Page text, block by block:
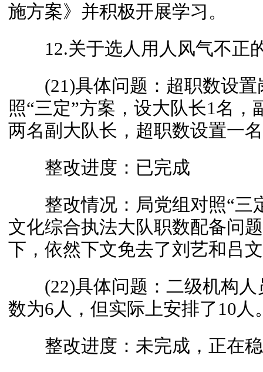
施方案》并积极开展学习。
12.关于选人用人风气不正
(21)具体问题：超职数设置
照“三定”方案，设大队长1名
两名副大队长，超职数设置一
整改进度：已完成
整改情况：局党组对照“三
文化综合执法大队职数配备问
下，依然下文免去了刘艺和吕
(22)具体问题：二级机构人
数为6人，但实际上安排了10人
整改进度：未完成，正在稳